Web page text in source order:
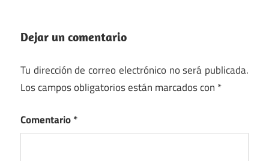
Dejar un comentario
Tu dirección de correo electrónico no será publicada.
Los campos obligatorios están marcados con *
Comentario*